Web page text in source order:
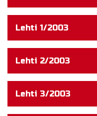
Lehti 1/2003
Lehti 2/2003
Lehti 3/2003